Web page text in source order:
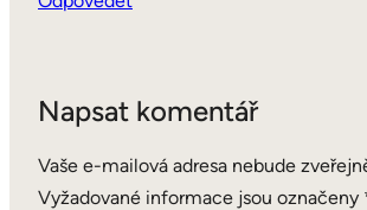
Napsat komentář
Vaše e-mailová adresa nebude
Vyžadované informace jsou označeny